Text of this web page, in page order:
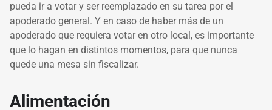
pueda ir a votar y ser reemplazado en su tarea por el
apoderado general. Y en caso de haber más de un
apoderado que requiera votar en otro local, es importante
que lo hagan en distintos momentos, para que nunca
quede una mesa sin fiscalizar.
Alimentación